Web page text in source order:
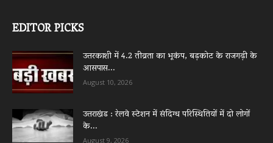
EDITOR PICKS
उत्तरकाशी में 4.2 तीव्रता का भूकंप, बड़कोट के राजगढ़ी के
आसपास...
August 10, 2026
उत्तराखंड : रेलवे स्टेशन में संदिग्ध परिस्थितियों में दो लोगों
के...
August 9, 2026